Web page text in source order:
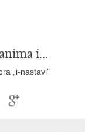
i...
„i-nastavi"